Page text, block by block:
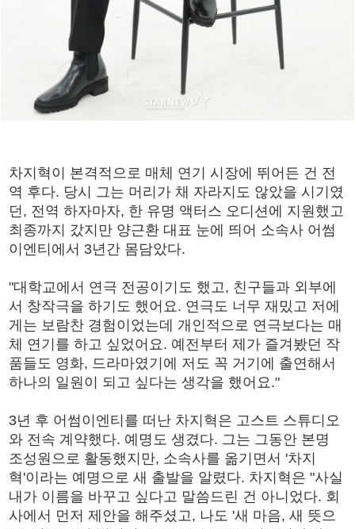
차지혁이 본격적으로 매체 연기 시장에 뛰어든 건 전
역 후다. 당시 그는 머리가 채 자라지도 않았을 시기였
던, 전역 하자마자, 한 유명 액터스 오디션에 지원했고
최종까지 갔지만 양근환 대표 눈에 띄어 소속사 어썸
이엔티에서 3년간 몸담았다.
"대학교에서 연극 전공이기도 했고, 친구들과 외부에
서 창작극을 하기도 했어요. 연극도 너무 재밌고 저에
게는 보람찬 경험이었는데 개인적으로 연극보다는 매
체 연기를 하고 싶었어요. 예전부터 제가 즐겨봤던 작
품들도 영화, 드라마였기에 저도 꼭 거기에 출연해서
하나의 일원이 되고 싶다는 생각을 했어요."
3년 후 어썸이엔티를 떠난 차지혁은 고스트 스튜디오
와 전속 계약했다. 예명도 생겼다. 그는 그동안 본명
조성원으로 활동했지만, 소속사를 옮기면서 '차지
혁'이라는 예명으로 새 출발을 알렸다. 차지혁은 "사실
내가 이름을 바꾸고 싶다고 말씀드린 건 아니었다. 회
사에서 먼저 제안을 해주셨고, 나도 '새 마음, 새 뜻으